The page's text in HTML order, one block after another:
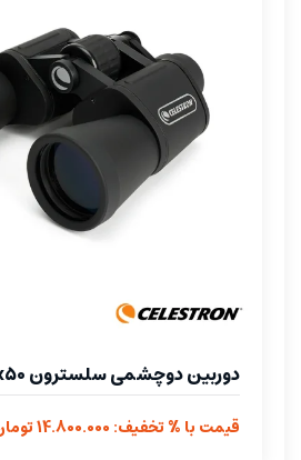
دوربین دوچشمی سلسترون UpClose G2 20x50
قیمت با % تخفیف: 14.800.000 تومان